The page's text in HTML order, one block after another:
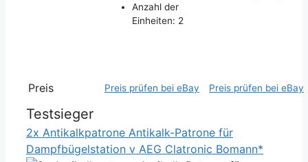
Anzahl der
Einheiten: 2
Preis Preis prüfen bei eBay Preis prüfen bei eBay
Testsieger
2x Antikalkpatrone Antikalk-Patrone für
Dampfbügelstation v AEG Clatronic Bomann*